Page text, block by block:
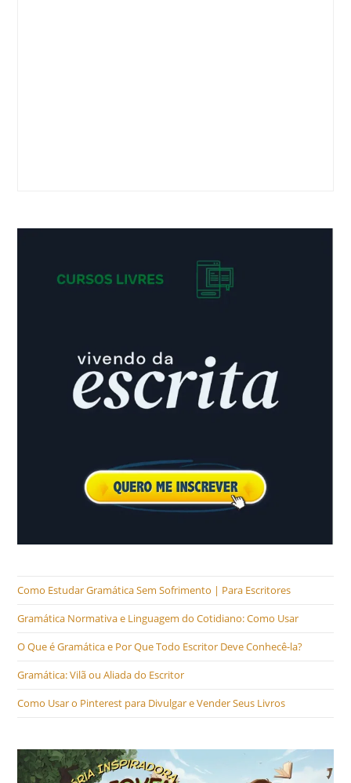
Como Estudar Gramática Sem Sofrimento | Para Escritores
Gramática Normativa e Linguagem do Cotidiano: Como Usar
O Que é Gramática e Por Que Todo Escritor Deve Conhecê-la?
Gramática: Vilã ou Aliada do Escritor
Como Usar o Pinterest para Divulgar e Vender Seus Livros